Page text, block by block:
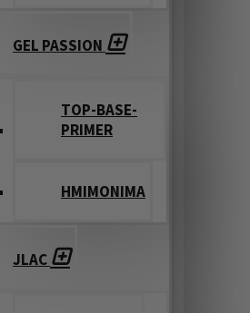
GEL PASSION
TOP-BASE-
PRIMER
ΗΜΙΜΟΝΙΜΑ
JLAC